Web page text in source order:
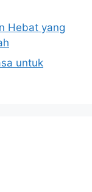
Hebat yang
untuk